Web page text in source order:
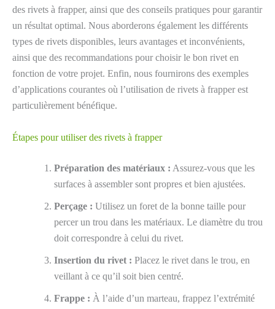
des rivets à frapper, ainsi que des conseils pratiques pour garantir
un résultat optimal. Nous aborderons également les différents
types de rivets disponibles, leurs avantages et inconvénients,
ainsi que des recommandations pour choisir le bon rivet en
fonction de votre projet. Enfin, nous fournirons des exemples
d’applications courantes où l’utilisation de rivets à frapper est
particulièrement bénéfique.
Étapes pour utiliser des rivets à frapper
Préparation des matériaux : Assurez-vous que les
surfaces à assembler sont propres et bien ajustées.
Perçage : Utilisez un foret de la bonne taille pour
percer un trou dans les matériaux. Le diamètre du trou
doit correspondre à celui du rivet.
Insertion du rivet : Placez le rivet dans le trou, en
veillant à ce qu’il soit bien centré.
Frappe : À l’aide d’un marteau, frappez l’extrémité